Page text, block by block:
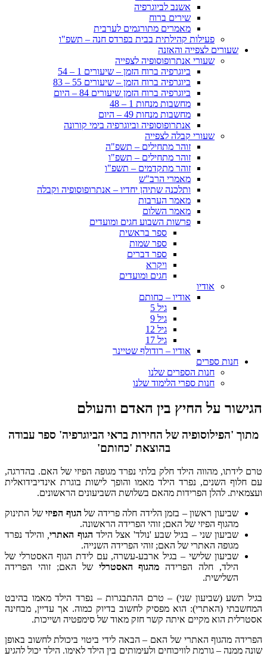
אשנב לביוגרפיה
שירים ברוח
מאמרים מתורגמים לערבית
פעילות קהילתית בבית בפרדס חנה – תשפ"ו
שעורים לצפייה והאזנה
שעורי אנתרופוסופיה לצפייה
ביוגרפיה ברוח הזמן – שיעורים 1 – 54
ביוגרפיה ברוח הזמן – שיעורים 55 – 83
ביוגרפיה ברוח הזמן שיעורים 84 – היום
מחשבות מנחות 1 – 48
מחשבות מנחות 49 – היום
אנתרופוסופיה וביוגרפיה בימי קורונה
שעורי קבלה לצפייה
זוהר מתחילים – תשפ"ה
זוהר מתחילים – תשפ"ו
זוהר מתקדמים – תשפ"ו
מאמרי הרב"ש
ותלכנה שתיהן יחדיו – אנתרופוסופיה וקבלה
מאמר הערבות
מאמר השלום
פרשות השבוע חגים ומועדים
ספר בראשית
ספר שמות
ספר דברים
ויקרא
חגים ומועדים
אודיו
אודיו – כחותם
גיל 5
גיל 9
גיל 12
גיל 17
אודיו – רודולף שטיינר
חנות ספרים
חנות הספרים שלנו
חנות ספרי הלימוד שלנו
הגישור על החיץ בין האדם והעולם
מתוך 'הפילוסופיה של החירות בראי הביוגרפיה' ספר עבודה
בהוצאת 'כחותם'
טרם לידתו, מהווה הילד חלק בלתי נפרד מגופה הפיזי של האם. בהדרגה,
עם חלוף השנים, נפרד הילד מאמו והופך לישות בוגרת אינדיבידואלית
ועצמאית. להלן הפרידות מהאם בשלושת השביעונים הראשונים.
שביעון ראשון – בזמן הלידה חלה פרידה שלהגוף הפיזישל התינוק
מהגוף הפיזי של האם; זוהי הפרידה הראשונה.
שביעון שני – בגיל שבע 'נולד' אצל הילד הגוף האתרי, והילד נפרד
מגופה האתרי של האם; זוהי הפרידה השנייה.
שביעון שלישי – בגיל ארבע-עשרה, עם לידת הגוף האסטרלי של
הילד, חלה הפרידה מהגוף האסטרלי של האם; זוהי הפרידה
השלישית.
בגיל תשע (שביעון שני) – טרם ההתבגרות – נפרד הילד מאמו בהיבט
המחשבתי (האתרי): הוא מפסיק לחשוב בדיוק כמוה. אך עדיין, מבחינה
אסטרלית הוא מקיים איתה קשר חזק מאוד של סימפטיה ושייכות.
הפרידה מהגוף האתרי של האם – הבאה לידי ביטוי ביכולת לחשוב באופן
שונה ממנה – גורמת לוויכוחים ולעימותים בין הילד לאימו. הילד יכול להגיע